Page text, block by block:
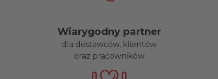
Wiarygodny partner
dla dostawców, klientów
oraz pracowników